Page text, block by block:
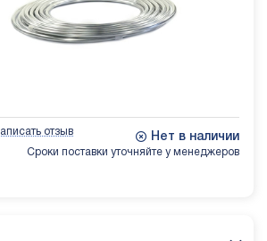
отзыв Нет в наличии
Сроки поставки уточняйте у менеджеров